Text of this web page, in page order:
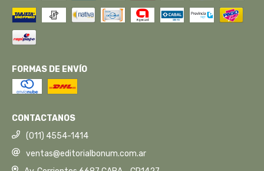
FORMAS DE ENVÍO
CONTACTANOS
(011) 4554-1414
ventas@editorialbonum.com.ar